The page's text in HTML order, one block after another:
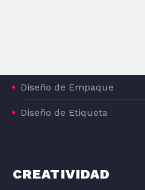
Diseño de Empaque
Diseño de Etiqueta
CREATIVIDAD